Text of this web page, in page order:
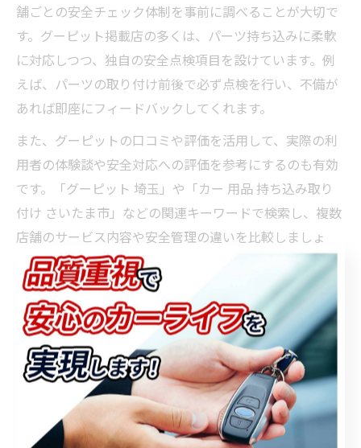
舗ごとの安全チェック体制を事前に調べることが大切で
す。グーピット掲載店の多くは、パーツ持ち込みに柔軟
に対応しつつ、独自の安全点検項目を設けています。例
えば、パーツの取り付け前後で必ず点検を行い、不備が
あれば即座にフィードバックしてくれます。
また、グーピットの口コミや評価を活用して、実際の利
用者の体験談や安全対応への評価を参考にするのも有効
です。「グーピット 埼玉」や「カー 用品 持ち込み取り
付け さいたま市」などの関連キーワードで検索し、複数
店舗のサービス内容や安全管理の違いを比較しましょ
う。
安全性重視の店舗では、車検対応や保安基準の説明を丁
寧に行い、必要な場合は追加点検や部品交換の提案もし
てくれます。こうした対応力が、安心して持ち込みパー
ツ取り付けを任せられる店舗選びの決め手となります。
パーツ持ち込みで起きやすいトラブル回避策
パーツ持ち込みで起きやすいトラブルとして、パーツの